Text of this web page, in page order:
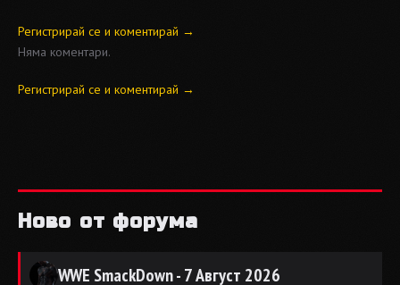
Регистрирай се и коментирай →
Няма коментари.
Регистрирай се и коментирай →
Ново от форума
WWE SmackDown - 7 Август 2026